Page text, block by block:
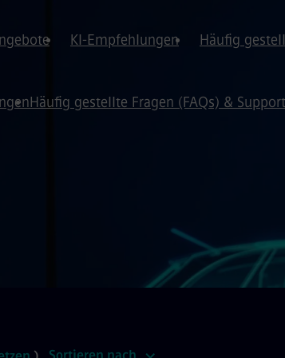
KI-Empfehlungen Häufig
Häufig gestellte Fragen (FAQs) & Support